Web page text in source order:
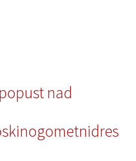
nad